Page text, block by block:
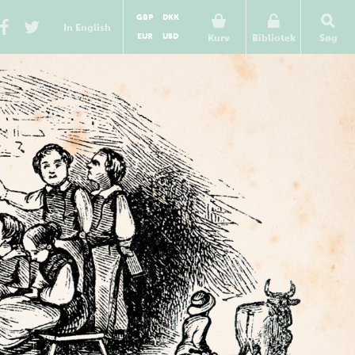
In English
Kurv
GBP
DKK
EUR
USD Bibliotek Søg